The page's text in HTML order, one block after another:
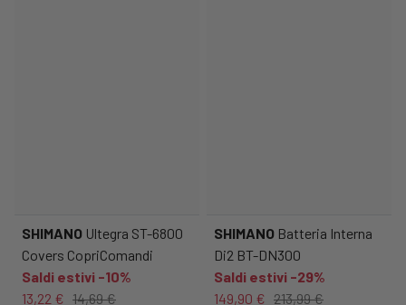
SHIMANO Ultegra ST-6800
Covers CopriComandi
Saldi estivi -10%
13,22 € 14,69 €
SHIMANO Batteria Interna
Di2 BT-DN300
Saldi estivi -29%
149,90 € 213,99 €